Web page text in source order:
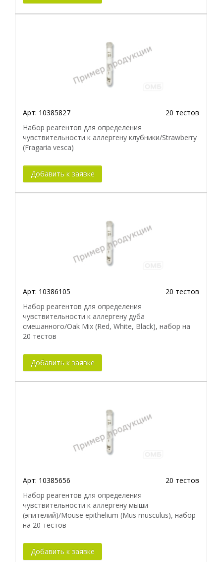
Арт: 10385827
20 тестов
Набор реагентов для определения
чувствительности к аллергену клубники/Strawberry
(Fragaria vesca)
Добавить к заявке
Арт: 10386105
20 тестов
Набор реагентов для определения
чувствительности к аллергену дуба
смешанного/Oak Mix (Red, White, Black), набор на
20 тестов
Добавить к заявке
Арт: 10385656
20 тестов
Набор реагентов для определения
чувствительности к аллергену мыши
(эпителий)/Mouse epithelium (Mus musculus), набор
на 20 тестов
Добавить к заявке